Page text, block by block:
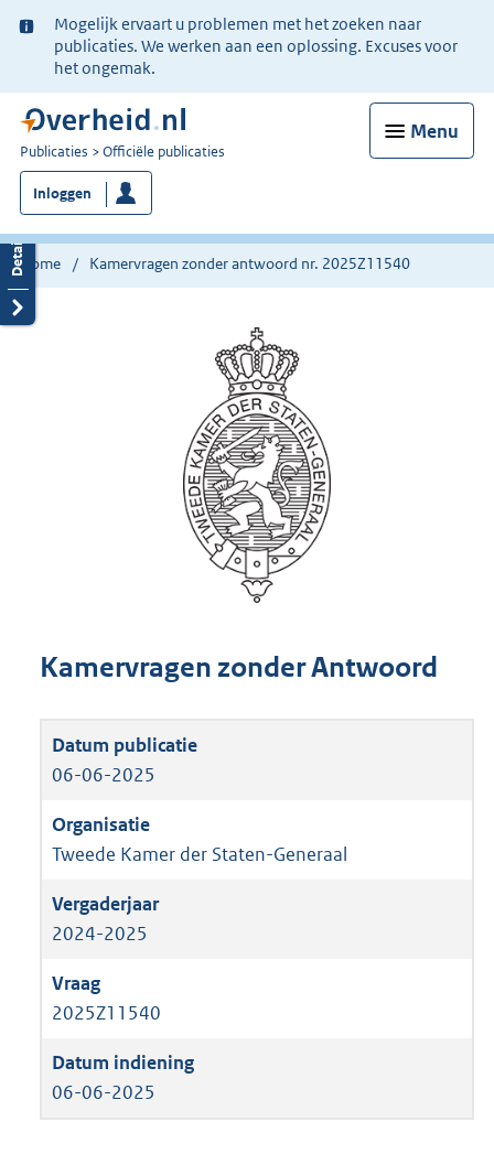
Ter
informatie:
Mogelijk ervaart u problemen met het zoeken naar
publicaties. We werken aan een oplossing. Excuses voor
het ongemak.
Menu
U
bent
nu
hier:
Publicaties Officiële publicaties
Inloggen
Home Kamervragen zonder antwoord nr. 2025Z11540
Kamervragen zonder Antwoord
06-06-2025
Tweede Kamer der Staten-Generaal
2024-2025
2025Z11540
06-06-2025